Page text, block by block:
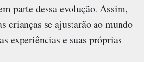
parte dessa evolução. Assim,
crianças se ajustarão ao mundo
experiências e suas próprias